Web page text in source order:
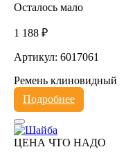
Осталось мало
1 188 ₽
Артикул: 6017061
Ремень клиновидный
Подробнее
ЦЕНА ЧТО НАДО